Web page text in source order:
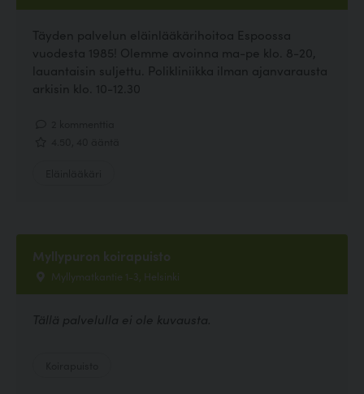
Täyden palvelun eläinlääkärihoitoa Espoossa
vuodesta 1985! Olemme avoinna ma-pe klo. 8-20,
lauantaisin suljettu. Polikliniikka ilman ajanvarausta
arkisin klo. 10-12.30
Myllypuron koirapuisto
Myllymatkantie 1-3, Helsinki
Tällä palvelulla ei ole kuvausta.